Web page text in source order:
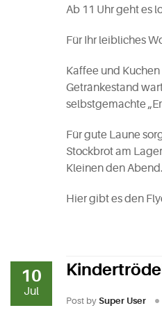
Ab 11 Uhr geht es
Für Ihr leibliches
Kaffee und
Getränkestand
selbstgemachte
Für gute Laune
Stockbrot am
Kleinen den Abend.
Hier gibt es den
10
Jul
Post by Super User